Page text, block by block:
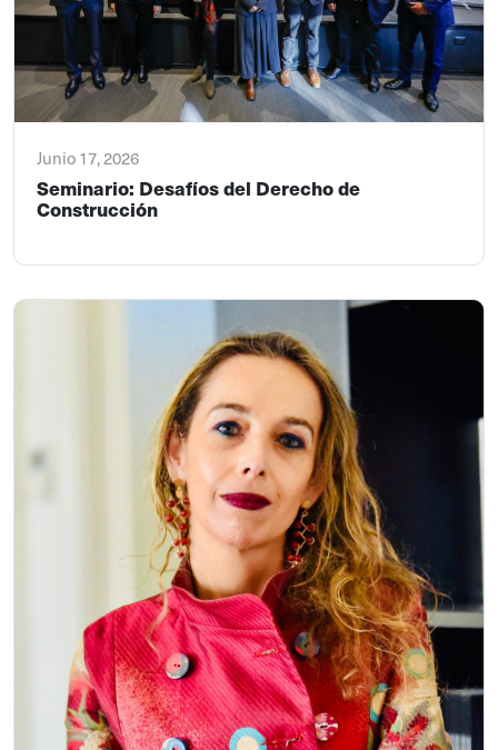
Junio 17, 2026
Seminario: Desafíos del Derecho de
Construcción